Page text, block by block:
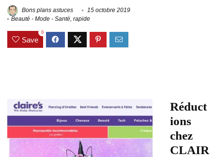
Bons plans astuces
15 octobre 2019
Beauté - Mode - Santé, rapide
Save
0
Réduct
ions
chez
CLAIR